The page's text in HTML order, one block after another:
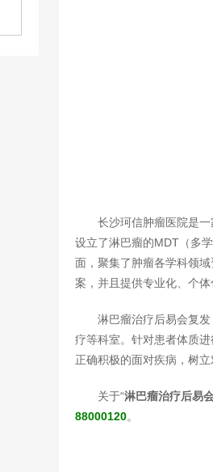
长沙珂信肿瘤医院是
设立了淋巴瘤的MDT（多
面，聚集了肿瘤各学科领
案，并且提供专业化、个
淋巴瘤治疗后易会复
疗等科室。针对患者体质
正确积极的面对疾病，树立
关于“淋巴瘤治疗后易
88000120。